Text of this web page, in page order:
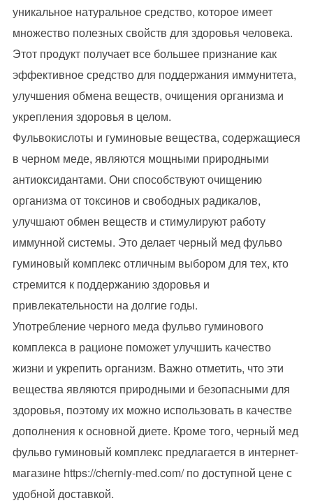
уникальное натуральное средство, которое имеет
множество полезных свойств для здоровья человека.
Этот продукт получает все большее признание как
эффективное средство для поддержания иммунитета,
улучшения обмена веществ, очищения организма и
укрепления здоровья в целом.
Фульвокислоты и гуминовые вещества, содержащиеся
в черном меде, являются мощными природными
антиоксидантами. Они способствуют очищению
организма от токсинов и свободных радикалов,
улучшают обмен веществ и стимулируют работу
иммунной системы. Это делает черный мед фульво
гуминовый комплекс отличным выбором для тех, кто
стремится к поддержанию здоровья и
привлекательности на долгие годы.
Употребление черного меда фульво гуминового
комплекса в рационе поможет улучшить качество
жизни и укрепить организм. Важно отметить, что эти
вещества являются природными и безопасными для
здоровья, поэтому их можно использовать в качестве
дополнения к основной диете. Кроме того, черный мед
фульво гуминовый комплекс предлагается в интернет-
магазине https://cherniy-med.com/ по доступной цене с
удобной доставкой.